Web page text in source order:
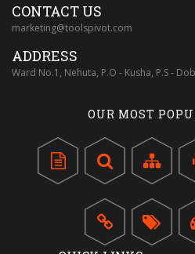
CONTACT US
marketing@toolspivot.com
ADDRESS
Ward No.1, Nehuta, P.O - Kusha, P.S -
OUR MOST